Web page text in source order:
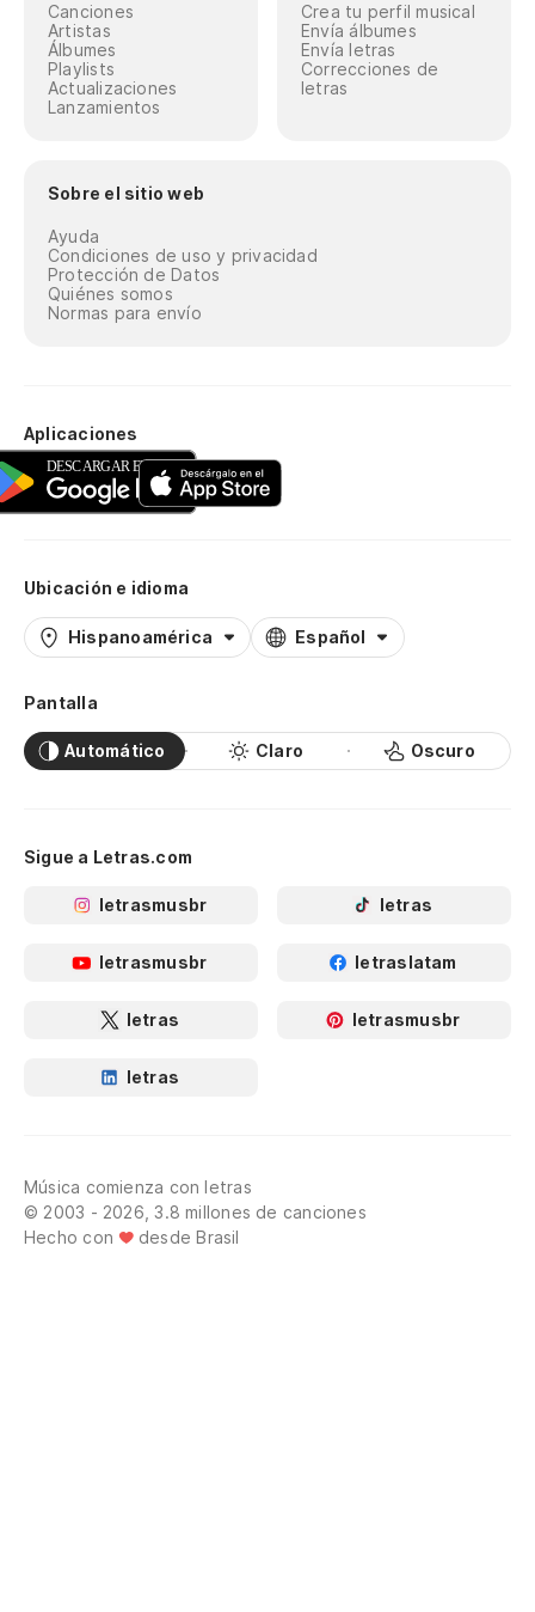
Canciones
Artistas
Álbumes
Playlists
Actualizaciones
Lanzamientos
Crea tu perfil musical
Envía álbumes
Envía letras
Correcciones de
letras
Sobre el sitio web
Ayuda
Condiciones de uso y privacidad
Protección de Datos
Quiénes somos
Normas para envío
Aplicaciones
Ubicación e idioma
Hispanoamérica Español
Pantalla
Automático Claro Oscuro
Sigue a Letras.com
letrasmusbr letras
letrasmusbr letraslatam
letras letrasmusbr
letras
Música comienza con letras
© 2003 - 2026, 3.8 millones de canciones
Hecho con
desde Brasil